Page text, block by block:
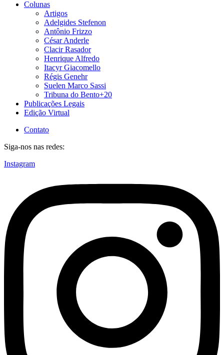
Colunas
Artigos
Adelgides Stefenon
Antônio Frizzo
César Anderle
Clacir Rasador
Henrique Alfredo
Itacyr Giacomello
Régis Genehr
Suelen Marco Sassi
Tribuna do Bento+20
Publicações Legais
Edição Virtual
Contato
Siga-nos nas redes:
Instagram